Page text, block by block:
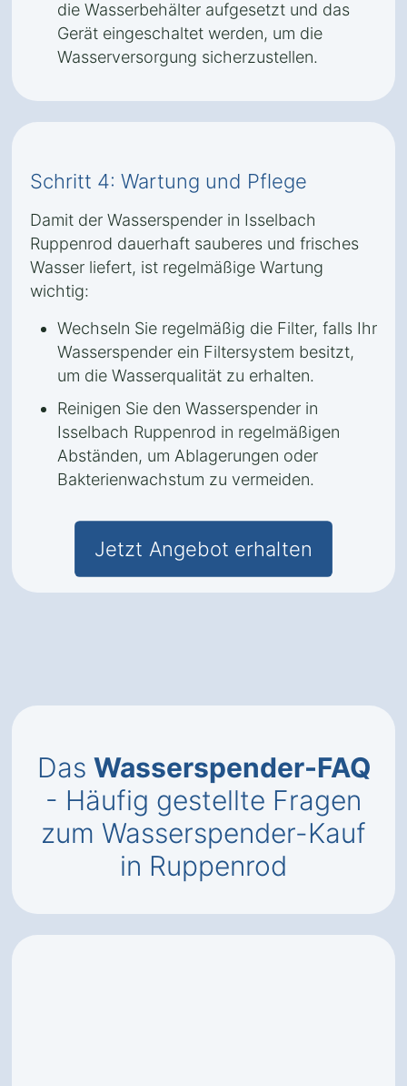
die Wasserbehälter aufgesetzt und das
Gerät eingeschaltet werden, um die
Wasserversorgung sicherzustellen.
Schritt 4: Wartung und Pflege
Damit der Wasserspender in Isselbach
Ruppenrod dauerhaft sauberes und frisches
Wasser liefert, ist regelmäßige Wartung
wichtig:
Wechseln Sie regelmäßig die Filter, falls Ihr
Wasserspender ein Filtersystem besitzt,
um die Wasserqualität zu erhalten.
Reinigen Sie den Wasserspender in
Isselbach Ruppenrod in regelmäßigen
Abständen, um Ablagerungen oder
Bakterienwachstum zu vermeiden.
Jetzt Angebot erhalten
Das Wasserspender-FAQ
- Häufig gestellte Fragen
zum Wasserspender-Kauf
in Ruppenrod